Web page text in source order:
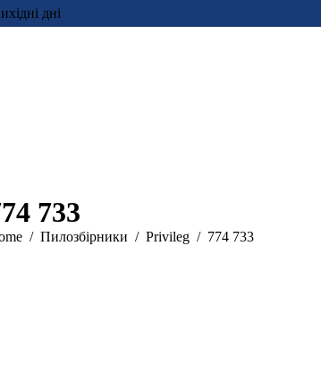
дні
733
are here:Пилозбірники Privileg 774 733